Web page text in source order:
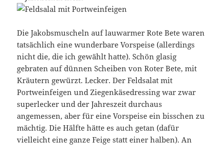
Die Jakobsmuscheln auf lauwarmer Rote Bete waren
tatsächlich eine wunderbare Vorspeise (allerdings
nicht die, die ich gewählt hatte). Schön glasig
gebraten auf dünnen Scheiben von Roter Bete, mit
Kräutern gewürzt. Lecker. Der Feldsalat mit
Portweinfeigen und Ziegenkäsedressing war zwar
superlecker und der Jahreszeit durchaus
angemessen, aber für eine Vorspeise ein bisschen zu
mächtig. Die Hälfte hätte es auch getan (dafür
vielleicht eine ganze Feige statt einer halben). An